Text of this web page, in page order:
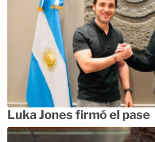
Luka Jones firmó el pase